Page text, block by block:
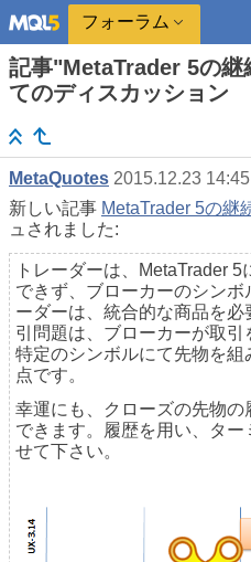
フォーラム
記事"MetaTrader 5の継
てのディスカッション
MetaQuotes 2015.12.23 14:45
新しい記事 MetaTrader 5の継
ュされました:
トレーダーは、MetaTrader
できず、ブローカーのシン
ーダーは、統合的な商品を
引問題は、ブローカーが取引
特定のシンボルにて先物を
点です。
幸運にも、クローズの先物
できます。履歴を用い、タ
せて下さい。